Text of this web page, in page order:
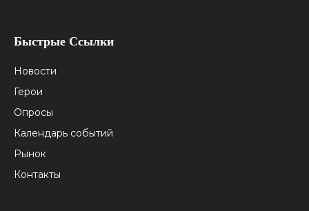
Быстрые Ссылки
Новости
Герои
Опросы
Календарь событий
Рынок
Контакты